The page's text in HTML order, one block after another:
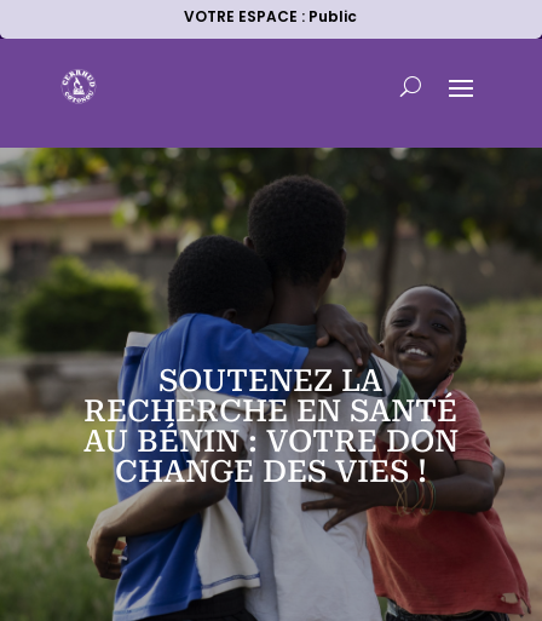
VOTRE ESPACE : Public
SOUTENEZ LA
RECHERCHE EN SANTÉ
AU BÉNIN : VOTRE DON
CHANGE DES VIES !